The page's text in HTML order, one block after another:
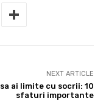
NEXT ARTICLE
ai limite cu socrii: 10
sfaturi importante